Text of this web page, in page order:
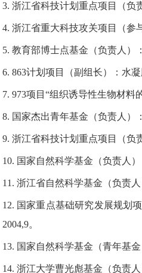
3. 浙江省科技计划重点项目（负
4. 浙江省重大科技攻关项目（参
5. 教育部博士点基金（负责人）
6. 863计划项目（副组长）：水
7. 973项目“组织诱导性生物材料
8. 国家杰出青年基金（负责人）
9. 浙江省科技计划重点项目（负
10. 国家自然科学基金（负责人
11. 浙江省自然科学基金（负责
12. 国家重点基础研究发展规划
2004,9。
13. 国家自然科学基金（青年基
14. 浙江大学曹光彪基金（负责